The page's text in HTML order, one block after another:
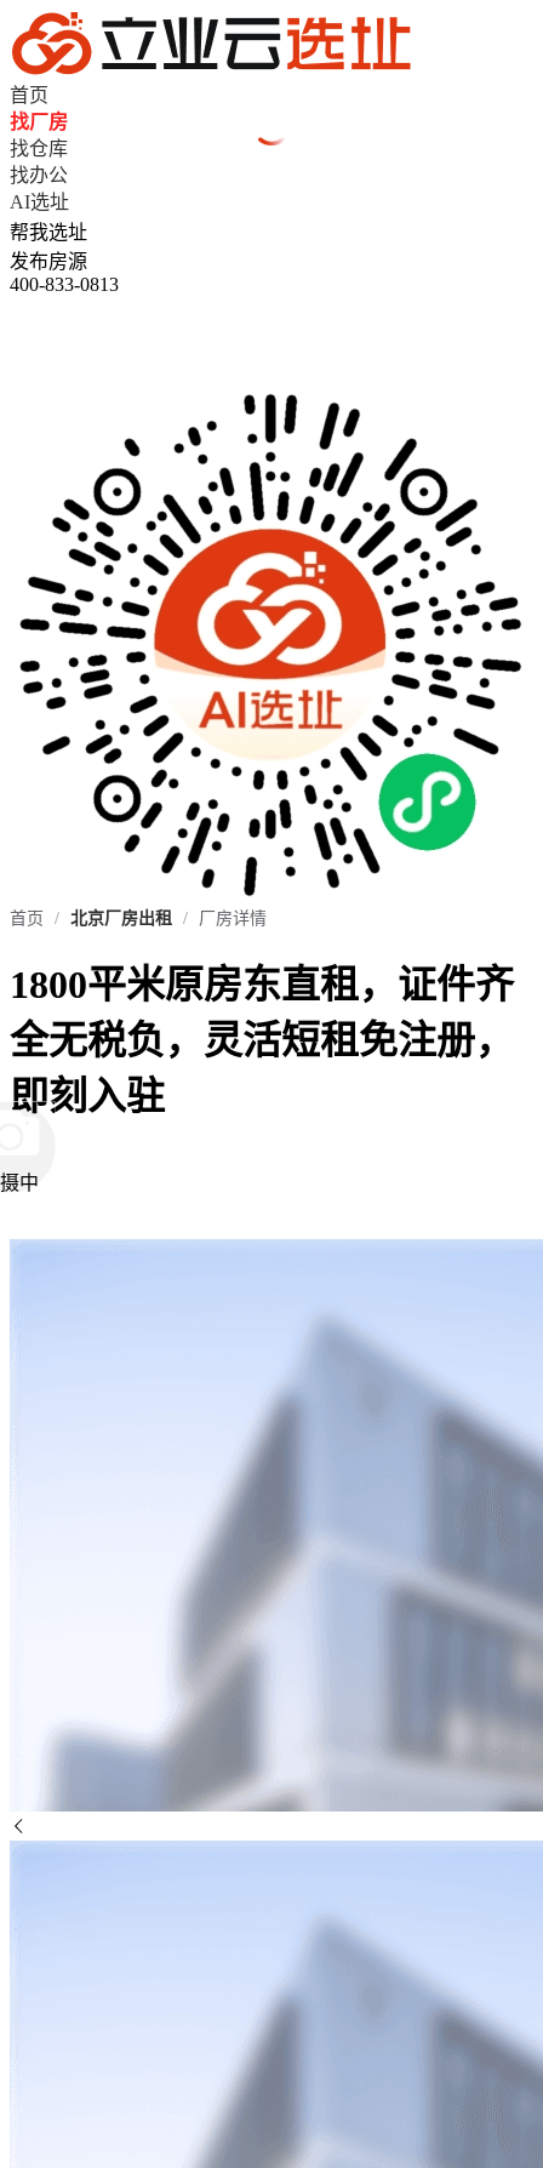
首页
找厂房
找仓库
找办公
AI选址
帮我选址
发布房源
400-833-0813
首页 / 北京厂房出租 / 厂房详情
1800平米原房东直租，证件齐
全无税负，灵活短租免注册，
即刻入驻
中